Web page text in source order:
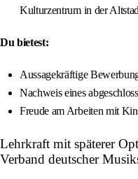
Kulturzentrum in der
Du bietest:
Aussagekräftige
Nachweis eines
Freude am Arbeiten mit
Lehrkraft mit späterer
Verband deutscher